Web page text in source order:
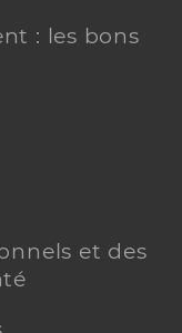
: les bons
et des